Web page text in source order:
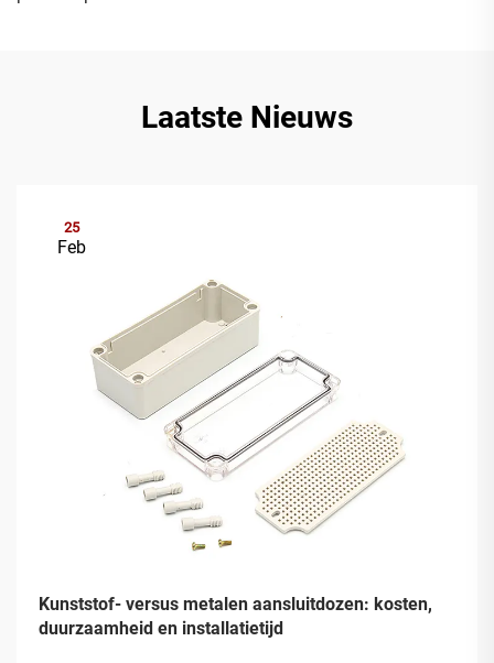
Laatste Nieuws
25
Feb
Kunststof- versus metalen aansluitdozen: kosten,
duurzaamheid en installatietijd